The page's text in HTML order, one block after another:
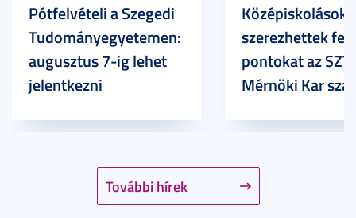
További hírek
Pótfelvételi a Szegedi
Tudományegyetemen:
augusztus 7-ig lehet
jelentkezni
Középiskolások
szerezhettek
pontokat az
Mérnöki Kar